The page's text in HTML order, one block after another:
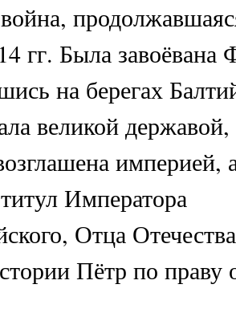
гг. Была завоёвана
на берегах
великой
империей,
Императора
Отца
Пётр по праву